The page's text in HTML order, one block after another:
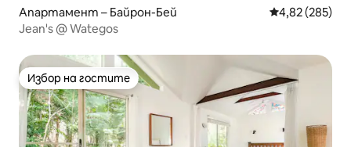
Апартамент – Байрон-Бей Средна
4,82 (285)
Jean's @ Wategos
Избор на гостите
Избор на гостите